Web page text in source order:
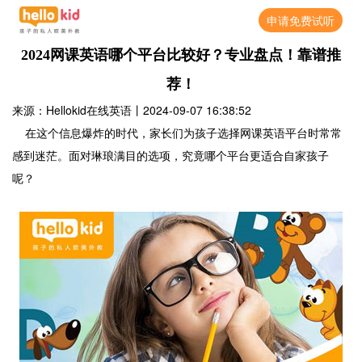
申请免费试听
2024网课英语哪个平台比较好？专业盘点！靠谱推
荐！
来源：Hellokid在线英语 丨 2024-09-07 16:38:52
在这个信息爆炸的时代，家长们为孩子选择网课英语平台时常常
感到迷茫。面对琳琅满目的选项，究竟哪个平台更适合自家孩子
呢？